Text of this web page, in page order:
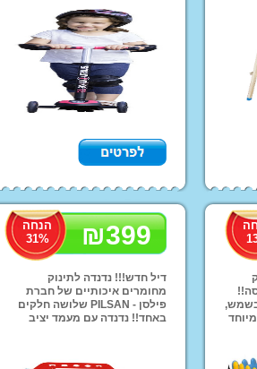
רכבי יוקרה ממונעים
טרקטורון שטח לילדים
קורקינטים חשמליים
מוצרי אמבט ובטיחות
חדרי תינוקות וילדים
שידות החתלה
כיסאות ושולחן לילדים
קלת משקל וחזקה ועוד!! מחיר
מיוחד רק 369 ש''ח ואפשרות
משלוחים לכל הארץ!
בשמש,
₪399
הנחה
31%
דיל חדש!!! נדנדה לתינוק
מחומרים איכותיים של חברת
פילסן - PILSAN שלושה חלקים
באחד!! נדנדה עם מעמד יציב